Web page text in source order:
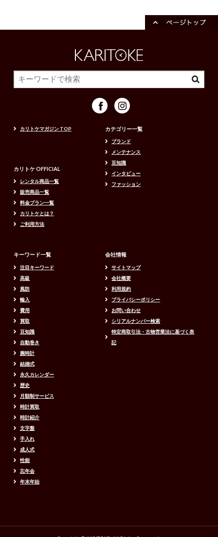
カリトケマガジン TOP
カリトケ OFFICIAL
レンタル商品一覧
販売商品一覧
料金プラン一覧
カリトケとは？
ご利用方法
カテゴリー一覧
ブランド
メンテナンス
豆知識
インタビュー
ファッション
キーワード一覧
注目キーワード
高級
風防
輸入
費用
買取
豆知識
自動巻き
腕時計
結婚式
永久カレンダー
歴史
月額制サービス
時計買取
時計紹介
文字盤
手入れ
成人式
性能
忘年会
年末年始
会社情報
サイトマップ
会社概要
利用規約
プライバシーポリシー
お問い合わせ
シリアルナンバー検索
特定商取引法・古物営業法に基づく表
記